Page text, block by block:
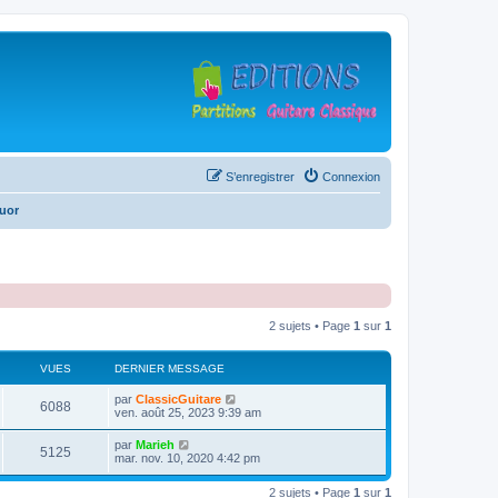
Connexion
S’enregistrer
2 sujets • Page 1 sur 1
VUES DERNIER MESSAGE
6088
u
D
e
i
e
r
par ClassicGuitare
ven. août 25, 2023 9:39 am
5125
u
D
e
n
par Marieh
mar. nov. 10, 2020 4:42 pm
2 sujets • Page 1 sur 1